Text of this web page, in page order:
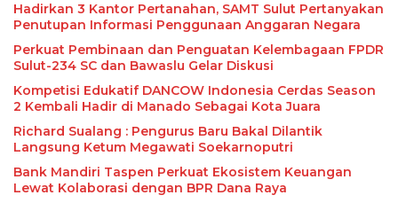
Hadirkan 3 Kantor Pertanahan, SAMT Sulut Pertanyakan
Penutupan Informasi Penggunaan Anggaran Negara
Perkuat Pembinaan dan Penguatan Kelembagaan FPDR
Sulut-234 SC dan Bawaslu Gelar Diskusi
Kompetisi Edukatif DANCOW Indonesia Cerdas Season
2 Kembali Hadir di Manado Sebagai Kota Juara
Richard Sualang : Pengurus Baru Bakal Dilantik
Langsung Ketum Megawati Soekarnoputri
Bank Mandiri Taspen Perkuat Ekosistem Keuangan
Lewat Kolaborasi dengan BPR Dana Raya